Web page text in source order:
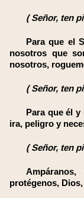
( Señor, ten
Para que el
nosotros que
nosotros,
( Señor, ten
Para que él
ira, peligro y
( Señor, ten
protégenos,